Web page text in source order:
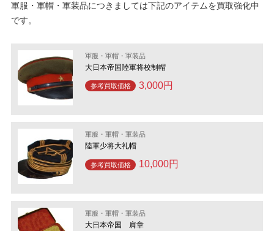
軍服・軍帽・軍装品につきましては下記のアイテムを買取強化中
です。
軍服・軍帽・軍装品
大日本帝国陸軍将校制帽
参考買取価格 3,000円
軍服・軍帽・軍装品
陸軍少将大礼帽
参考買取価格 10,000円
軍服・軍帽・軍装品
大日本帝国 肩章